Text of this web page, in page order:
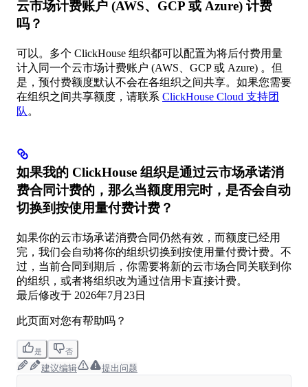
云市场计费账户 (AWS、GCP 或 Azure) 计费
吗？
可以。多个 ClickHouse 组织都可以配置为将后付费用量
计入同一个云市场计费账户 (AWS、GCP 或 Azure) 。但
是，预付费额度默认不会在各组织之间共享。如果您需要
在组织之间共享额度，请联系 ClickHouse Cloud 支持团
队 。
如果我的 ClickHouse 组织是通过云市场承诺消
费合同计费的，那么当额度用完时，是否会自动
切换到按使用量付费计费？
如果你的云市场承诺消费合同仍然有效，而额度已经用
完，我们会自动将你的组织切换到按使用量付费计费。不
过，当前合同到期后，你需要将新的云市场合同关联到你
的组织，或者将组织改为通过信用卡直接计费。
最后修改于 2026年7月23日
此页面对您有帮助吗？
是 否
建议编辑 提出问题